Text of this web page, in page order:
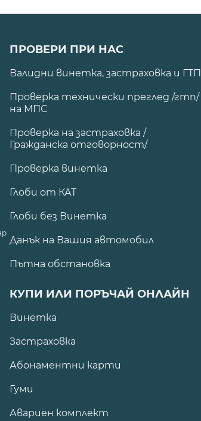
ПРОВЕРИ ПРИ НАС
Валидни винетка, застраховка и ГТП
Проверка технически преглед /гтп/
на МПС
Проверка на застраховка /
Гражданска отговорност/
Проверка винетка
Глоби от КАТ
Глоби без Винетка
Данък на Вашия автомобил
Пътна обстановка
КУПИ ИЛИ ПОРЪЧАЙ ОНЛАЙН
Винетка
Застраховка
Абонаментни карти
Гуми
Авариен комплект